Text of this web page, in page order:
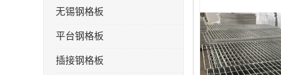
无锡钢格板
平台钢格板
插接钢格板